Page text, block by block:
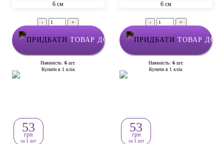
6 см
- +
ТОВАР ДОДАНО У КОШИК
Наявність:6 шт.
Купити в 1 клік
6 см
- +
ТОВАР
Наявність: 6шт.
Купити в 1 клік
53
грн
за 1 шт
53
грн
за 1 шт